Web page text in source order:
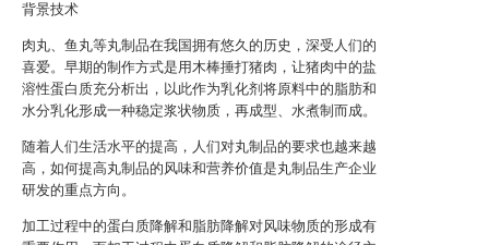
背景技术
肉丸、鱼丸等丸制品在我国拥有悠久的历史，深受人们的
喜爱。早期的制作方式是用木棒捶打猪肉，让猪肉中的盐
溶性蛋白质充分析出，以此作为乳化剂将原料中的脂肪和
水分乳化形成一种稳定浆状物质，再成型、水煮制而成。
随着人们生活水平的提高，人们对丸制品的要求也越来越
高，如何提高丸制品的风味和营养价值是丸制品生产企业
研发的重点方向。
加工过程中的蛋白质降解和脂肪降解对风味物质的形成有